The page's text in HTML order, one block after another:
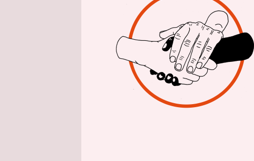
– auch
eine Polizistin
Pressestelle des
eine Anfrage der
Rechtsextremen
Fehlverhaltens“
legt jedoch
Polizei schon